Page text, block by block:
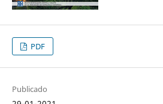
PDF
Publicado